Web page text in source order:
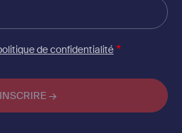
de confidentialité